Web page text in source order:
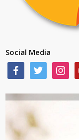
Social Media